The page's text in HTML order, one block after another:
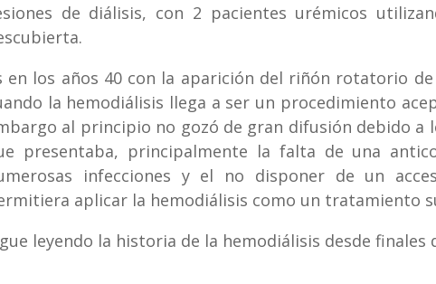
de diálisis, con 2 pacientes urémicos
en los años 40 con la aparición del riñón rotatorio
la hemodiálisis llega a ser un procedimiento
al principio no gozó de gran difusión debido a
presentaba, principalmente la falta de una
infecciones y el no disponer de un
aplicar la hemodiálisis como un tratamiento
leyendo la historia de la hemodiálisis desde finales